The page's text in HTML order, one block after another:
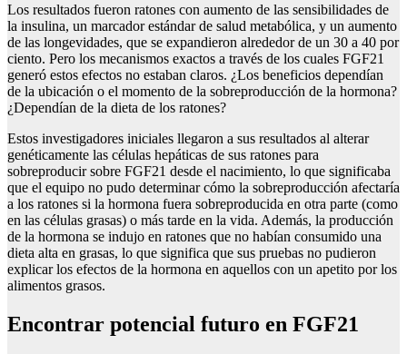
Los resultados fueron ratones con aumento de las sensibilidades de
la insulina, un marcador estándar de salud metabólica, y un aumento
de las longevidades, que se expandieron alrededor de un 30 a 40 por
ciento. Pero los mecanismos exactos a través de los cuales FGF21
generó estos efectos no estaban claros. ¿Los beneficios dependían
de la ubicación o el momento de la sobreproducción de la hormona?
¿Dependían de la dieta de los ratones?
Estos investigadores iniciales llegaron a sus resultados al alterar
genéticamente las células hepáticas de sus ratones para
sobreproducir sobre FGF21 desde el nacimiento, lo que significaba
que el equipo no pudo determinar cómo la sobreproducción afectaría
a los ratones si la hormona fuera sobreproducida en otra parte (como
en las células grasas) o más tarde en la vida. Además, la producción
de la hormona se indujo en ratones que no habían consumido una
dieta alta en grasas, lo que significa que sus pruebas no pudieron
explicar los efectos de la hormona en aquellos con un apetito por los
alimentos grasos.
Encontrar potencial futuro en FGF21